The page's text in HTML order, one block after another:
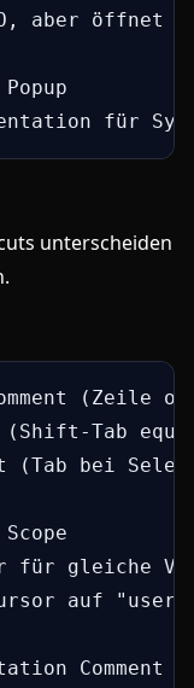
aber öffnet
für
unterscheiden
(Zeile
Tab
bei
für gleiche
auf
Comment